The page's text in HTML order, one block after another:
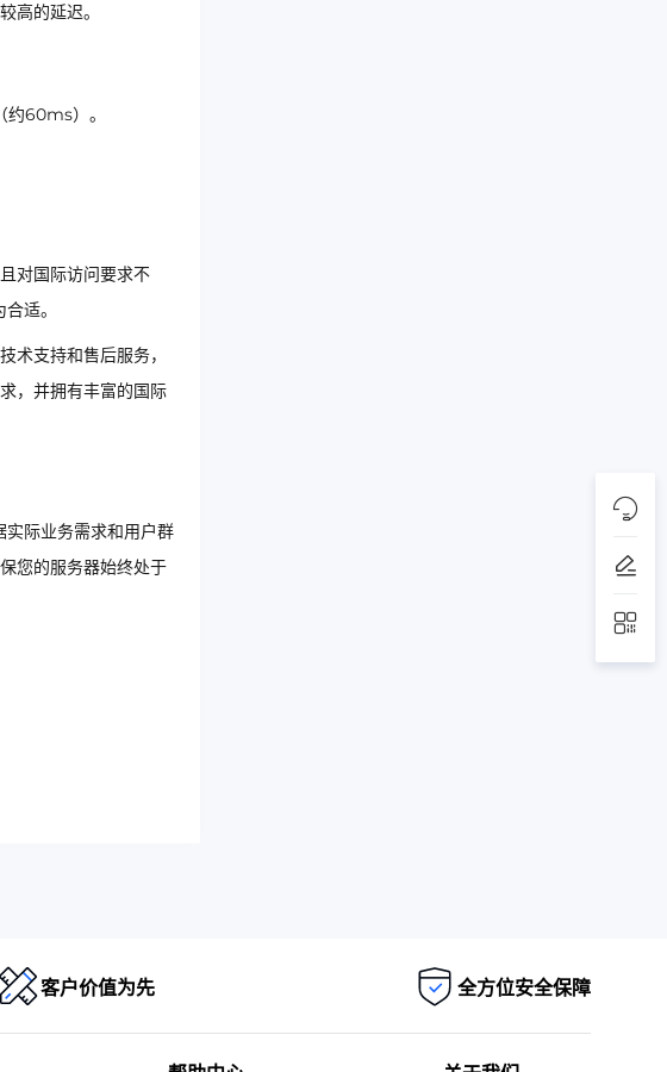
高的延迟。
60ms）。
对国际访问要求不
适。
术支持和售后服务，
，并拥有丰富的国际
际业务需求和用户群
您的服务器始终处于
客户价值为先 全方位安全保障